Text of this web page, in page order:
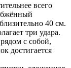
всего
40 см.
три удара.
с собой,
достигается